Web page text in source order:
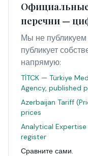
перечни —
Мы не
публикует
напрямую:
TİTCK — Türkiye
Agency, published
Azerbaijan Tariff
prices
Analytical
register
Сравните сами.